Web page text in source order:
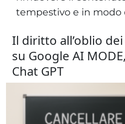
tempestivo e in modo
Il diritto all’oblio
su Google AI
Chat GPT